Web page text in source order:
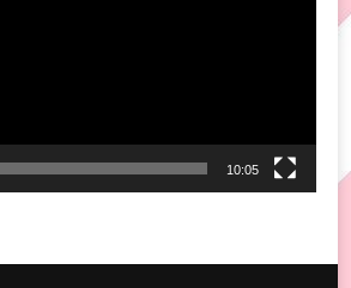
10:05